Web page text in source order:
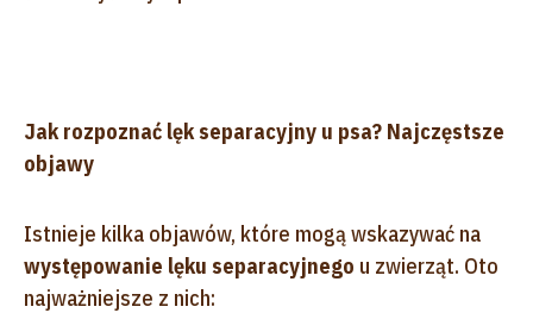
Jak rozpoznać lęk separacyjny u psa? Najczęstsze
objawy
Istnieje kilka objawów, które mogą wskazywać na
występowanie lęku separacyjnego u zwierząt. Oto
najważniejsze z nich: